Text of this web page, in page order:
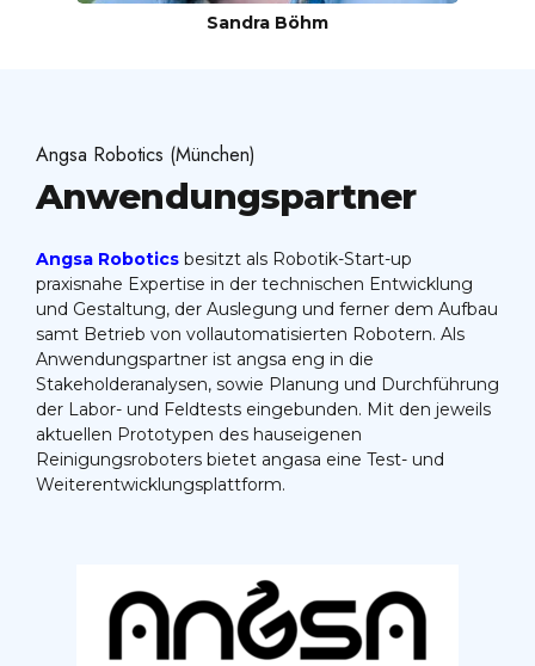
Sandra Böhm
Angsa Robotics (München)
Anwendungspartner
Angsa Robotics besitzt als Robotik-Start-up
praxisnahe Expertise in der technischen Entwicklung
und Gestaltung, der Auslegung und ferner dem Aufbau
samt Betrieb von vollautomatisierten Robotern. Als
Anwendungspartner ist angsa eng in die
Stakeholderanalysen, sowie Planung und Durchführung
der Labor- und Feldtests eingebunden. Mit den jeweils
aktuellen Prototypen des hauseigenen
Reinigungsroboters bietet angasa eine Test- und
Weiterentwicklungsplattform.